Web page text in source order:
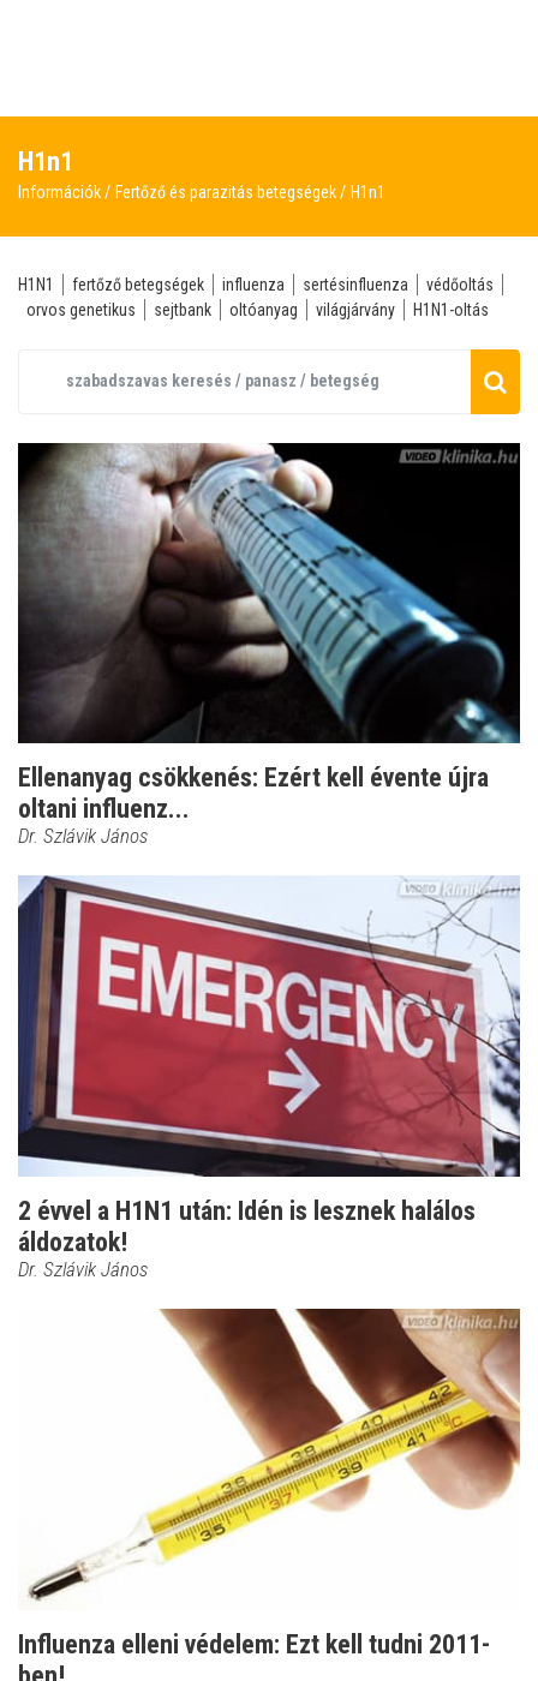
H1n1
Információk Fertőző és parazitás betegségek H1n1
H1N1 fertőző betegségek influenza sertésinfluenza
védőoltás
orvos genetikus
sejtbank oltóanyag világjárvány H1N1-oltás
Ellenanyag csökkenés: Ezért kell évente újra
oltani influenz...
Dr. Szlávik János
2 évvel a H1N1 után: Idén is lesznek halálos
áldozatok!
Dr. Szlávik János
Influenza elleni védelem: Ezt kell tudni 2011-